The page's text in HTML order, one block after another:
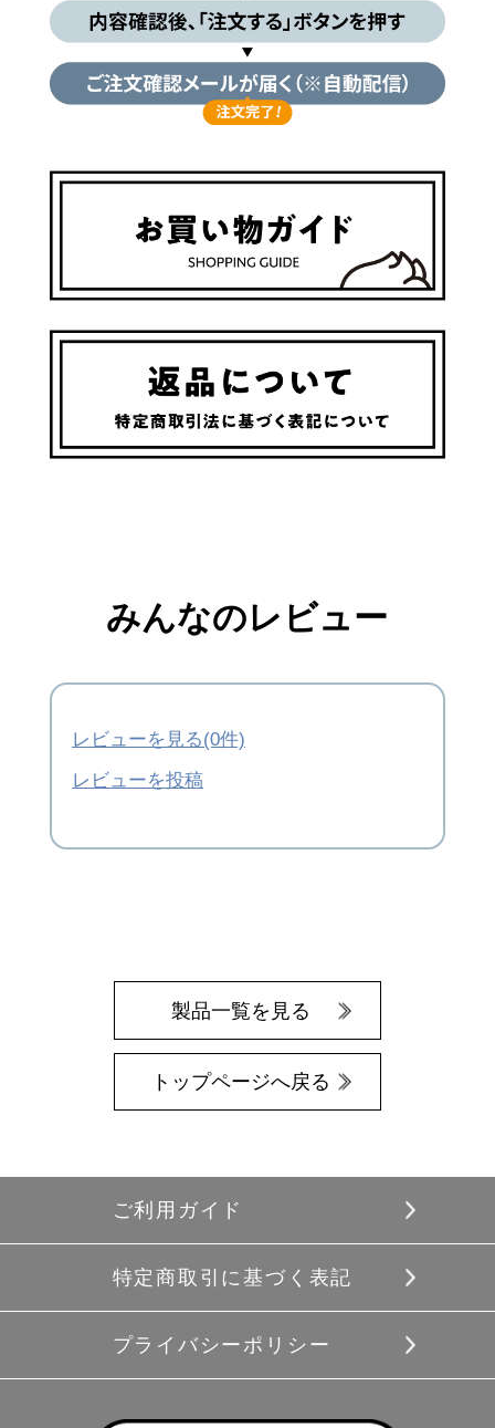
みんなのレビュー
レビューを見る(0件)
レビューを投稿
製品一覧を見る
トップページへ戻る
ご利用ガイド
特定商取引に基づく表記
プライバシーポリシー